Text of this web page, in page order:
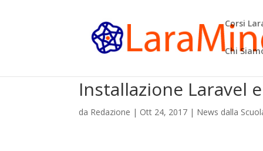
Corsi
Chi
Installazione Laravel
da Redazione | Ott 24, 2017 | News dalla